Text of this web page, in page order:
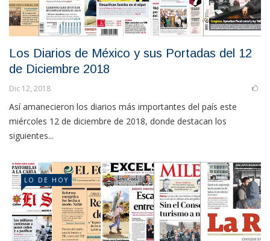
Los Diarios de México y sus Portadas del 12
de Diciembre 2018
Dic 12, 2018
Así amanecieron los diarios más importantes del país este
miércoles 12 de diciembre de 2018, donde destacan los
siguientes...
LO DE HOY